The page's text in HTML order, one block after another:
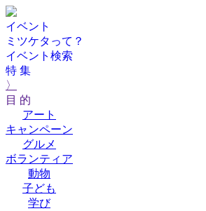
イベント
ミツケタって？
イベント検索
特 集
〉
目 的
アート
キャンペーン
グルメ
ボランティア
動物
子ども
学び